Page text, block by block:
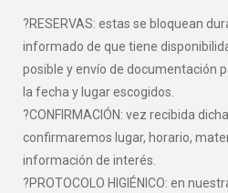
?RESERVAS: estas se bloquean
informado de que tiene
posible y envío de documentación
la fecha y lugar escogidos.
?CONFIRMACIÓN: vez recibida
confirmaremos lugar, horario,
información de interés.
?PROTOCOLO HIGIÉNICO: en